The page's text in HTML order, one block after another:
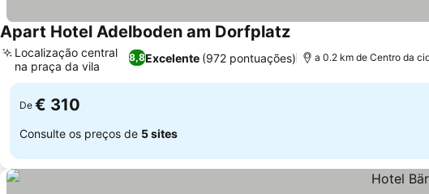
Apart Hotel Adelboden am Dorfplatz
8,8Excelente (972 pontuações)
Localização central
na praça da vila
a 0.2 km de Centro da
De € 310
Consulte os preços de 5 sites